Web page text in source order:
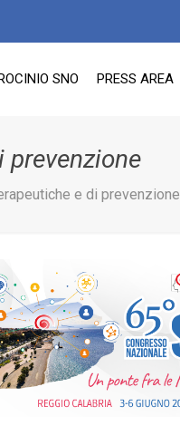
SNO PRESS AREA
prevenzione
e di prevenzione